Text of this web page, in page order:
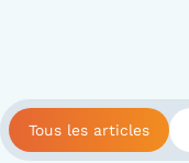
Tous les articles